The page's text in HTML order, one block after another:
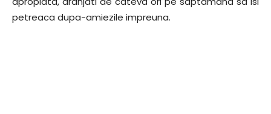
petreaca dupa-amiezile impreuna.